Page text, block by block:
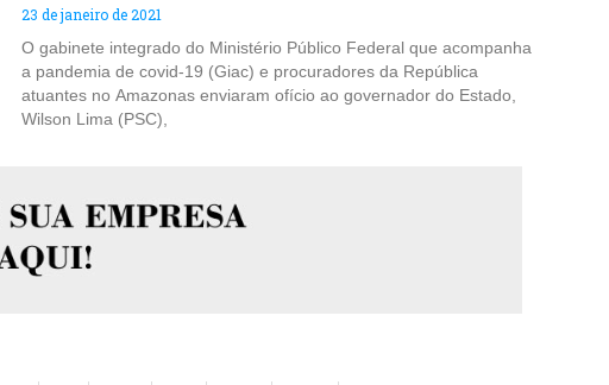
23 de janeiro de 2021
O gabinete integrado do Ministério Público Federal que acompanha
a pandemia de covid-19 (Giac) e procuradores da República
atuantes no Amazonas enviaram ofício ao governador do Estado,
Wilson Lima (PSC),